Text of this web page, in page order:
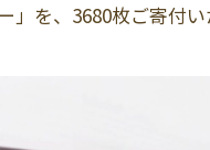
を、3680枚ご寄付い